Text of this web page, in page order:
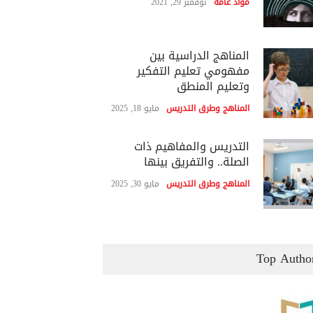
المناهج الدراسية بين
مفهومي تعليم التفكير
وتعليم المنطق
المناهج وطرق التدريس مايو 18, 2025
التدريس والمفاهيم ذات
الصلة.. والتفريق بينها
المناهج وطرق التدريس مايو 30, 2025
Top